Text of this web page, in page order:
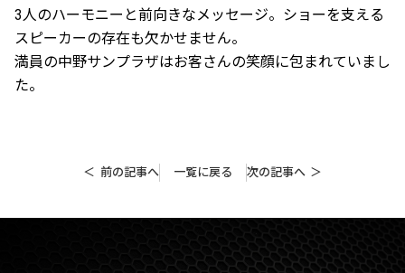
3人のハーモニーと前向きなメッセージ。ショーを支える
スピーカーの存在も欠かせません。
満員の中野サンプラザはお客さんの笑顔に包まれていまし
た。
前の記事へ 一覧に戻る 次の記事へ